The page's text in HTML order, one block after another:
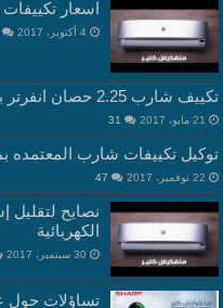
اسعار تكييفات
4 أكتوبر، 2017
تكييف شارب 2.25 حصان انفرتر بارد-ساخن
21 مايو، 2017 31
توكيل تكييفات شارب المعتمده
22 نوفمبر، 2017 47
نصايح لتقليل
الكهربائية
30 سبتمبر، 2017
تساؤلات حول